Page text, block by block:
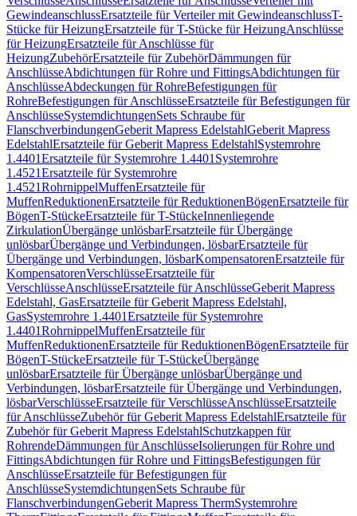
GewindeanschlussErsatzteile für Verteiler mit GewindeanschlussT-
Stücke für HeizungErsatzteile für T-Stücke für HeizungAnschlüsse
für HeizungErsatzteile für Anschlüsse für
HeizungZubehörErsatzteile für ZubehörDämmungen für
AnschlüsseAbdichtungen für Rohre und FittingsAbdichtungen für
AnschlüsseAbdeckungen für RohreBefestigungen für
RohreBefestigungen für AnschlüsseErsatzteile für Befestigungen für
AnschlüsseSystemdichtungenSets Schraube für
FlanschverbindungenGeberit Mapress EdelstahlGeberit Mapress
EdelstahlErsatzteile für Geberit Mapress EdelstahlSystemrohre
1.4401Ersatzteile für Systemrohre 1.4401 Systemrohre
1.4521Ersatzteile für Systemrohre
1.4521RohrnippelMuffenErsatzteile für
MuffenReduktionenErsatzteile für ReduktionenBögenErsatzteile für
BögenT-StückeErsatzteile für T-StückeInnenliegende
ZirkulationÜbergänge unlösbarErsatzteile für Übergänge
unlösbarÜbergänge und Verbindungen, lösbarErsatzteile für
Übergänge und Verbindungen, lösbarKompensatorenErsatzteile für
KompensatorenVerschlüsseErsatzteile für
VerschlüsseAnschlüsseErsatzteile für AnschlüsseGeberit Mapress
Edelstahl, GasErsatzteile für Geberit Mapress Edelstahl,
GasSystemrohre 1.4401Ersatzteile für Systemrohre
1.4401RohrnippelMuffenErsatzteile für
MuffenReduktionenErsatzteile für ReduktionenBögenErsatzteile für
BögenT-StückeErsatzteile für T-StückeÜbergänge
unlösbarErsatzteile für Übergänge unlösbarÜbergänge und
Verbindungen, lösbarErsatzteile für Übergänge und Verbindungen,
lösbarVerschlüsseErsatzteile für VerschlüsseAnschlüsseErsatzteile
für AnschlüsseZubehör für Geberit Mapress EdelstahlErsatzteile für
Zubehör für Geberit Mapress EdelstahlSchutzkappen für
RohrendeDämmungen für AnschlüsseIsolierungen für Rohre und
FittingsAbdichtungen für Rohre und FittingsBefestigungen für
AnschlüsseErsatzteile für Befestigungen für
AnschlüsseSystemdichtungenSets Schraube für
FlanschverbindungenGeberit Mapress ThermSystemrohre